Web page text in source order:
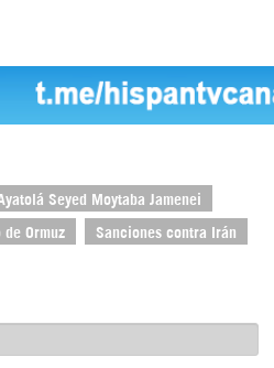
Seyed Moytaba Jamenei
de Ormuz Sanciones contra Irán